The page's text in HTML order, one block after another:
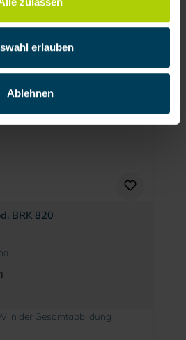
erlauben
Ablehnen
BRK 820